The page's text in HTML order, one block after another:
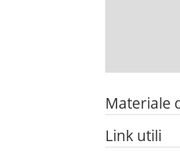
Materiale
Link utili